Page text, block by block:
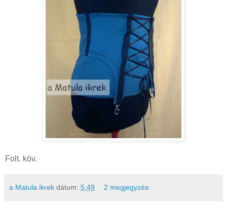
Folt. köv.
a Matula ikrek dátum: 5:49 2 megjegyzés: